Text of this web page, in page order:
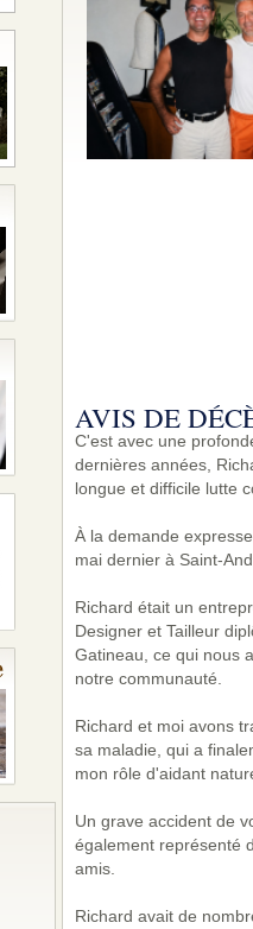
AVIS DE
C'est avec une
dernières années,
longue et difficile lutte
À la demande
mai dernier à Saint-
Richard était un
Designer et Tailleur
Gatineau, ce qui nous
notre communauté.
Richard et moi avons
sa maladie, qui a
mon rôle d'aidant
Un grave accident de
également représenté
amis.
Richard avait de